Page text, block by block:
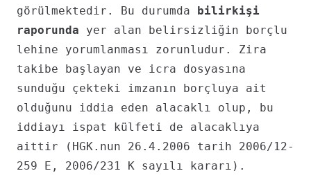
görülmektedir. Bu durumda
bilirkişi
raporunda yer alan belirsizliğin borçlu
lehine yorumlanması zorunludur. Zira
takibe başlayan ve icra dosyasına
sunduğu çekteki imzanın borçluya ait
olduğunu iddia eden alacaklı olup, bu
iddiayı ispat külfeti de alacaklıya
aittir (HGK.nun 26.4.2006 tarih 2006/12-
259 E, 2006/231 K sayılı kararı).